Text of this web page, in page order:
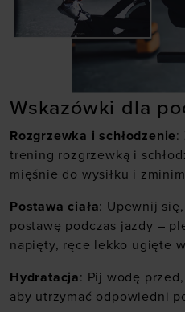
Wskazówki dla
Rozgrzewka i schłodzenie:
trening rozgrzewką i
mięśnie do wysiłku i
Postawa ciała: Upewnij
postawę podczas jazdy –
napięty, ręce lekko ugięte
Hydratacja: Pij wodę
aby utrzymać odpowiedni